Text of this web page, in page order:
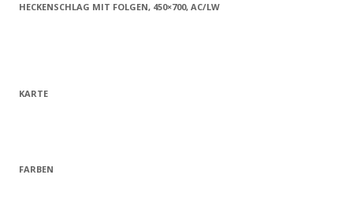
HECKENSCHLAG MIT FOLGEN, 450×700, AC/LW
KARTE
FARBEN